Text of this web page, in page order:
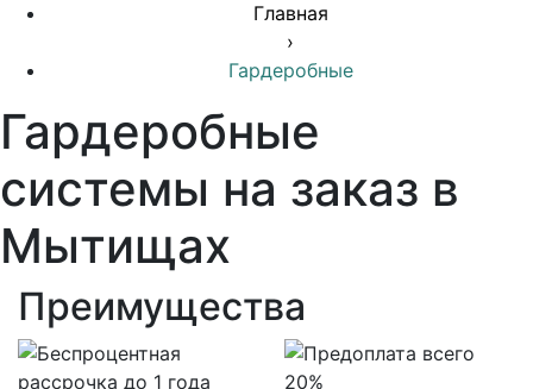
Главная
›
Гардеробные
Гардеробные
системы на заказ в
Мытищах
Преимущества